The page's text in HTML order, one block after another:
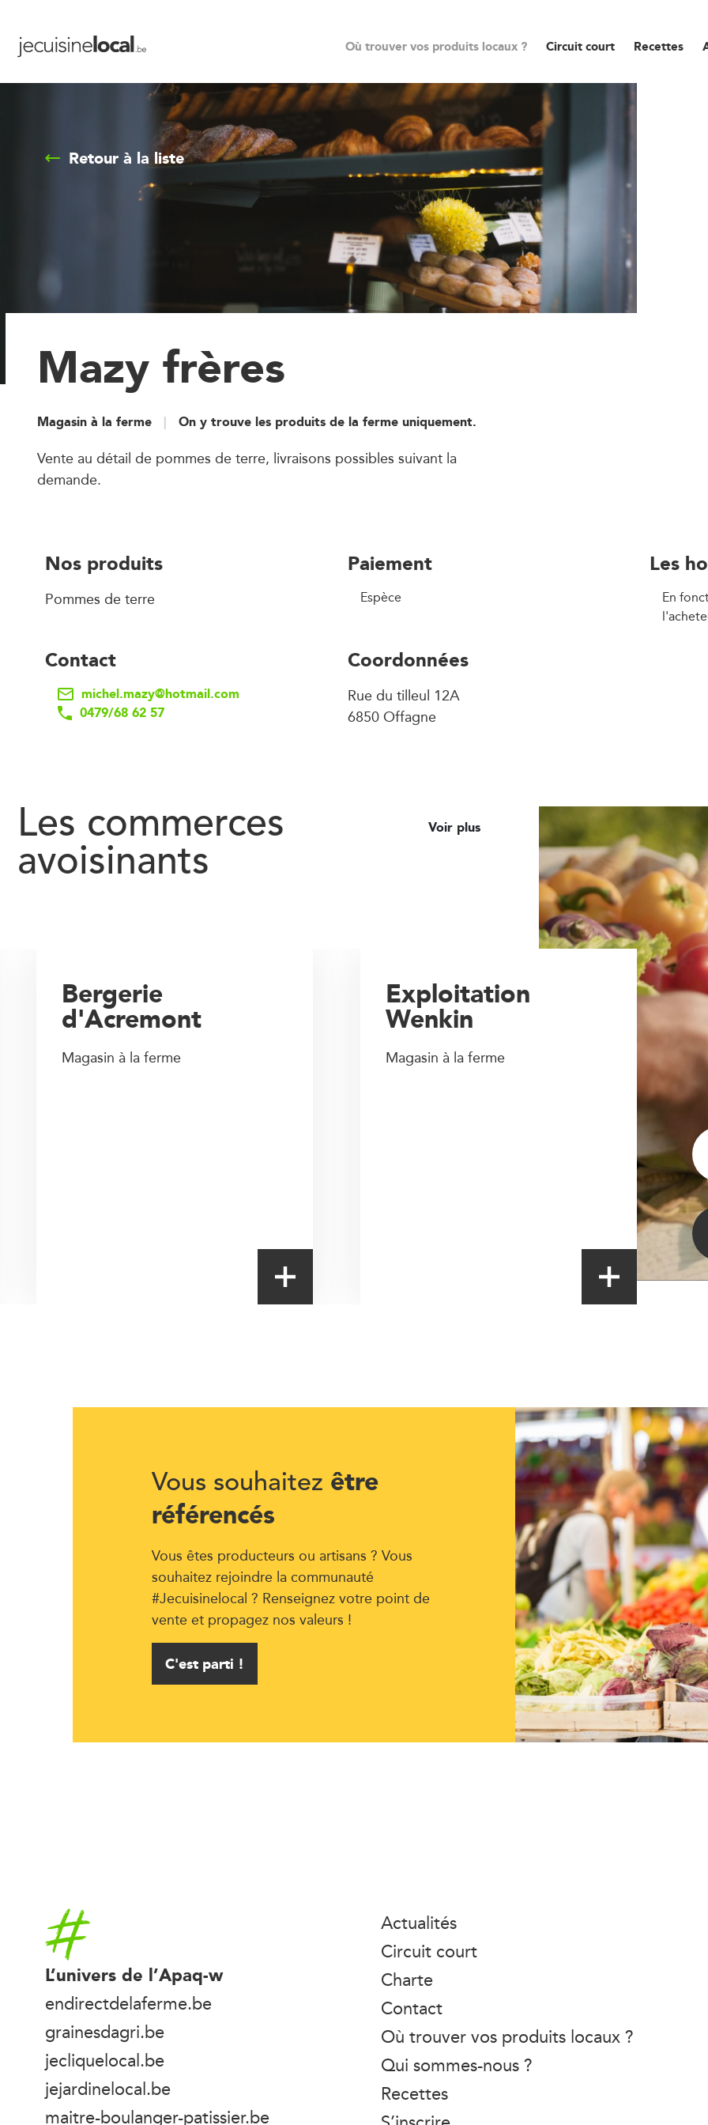
Où trouver vos produits locaux ? Circuit court Recettes
Retour à la liste
Mazy frères
Magasin à la ferme On y trouve les produits de la ferme uniquement.
Vente au détail de pommes de terre, livraisons possibles suivant la
demande.
Nos produits
Pommes de terre
Paiement
Espèce
Les
En
Contact
michel.mazy@hotmail.com
0479/68 62 57
Coordonnées
Rue du tilleul 12A
6850 Offagne
Les commerces
avoisinants
Voir plus
Exploitation
Wenkin
Magasin à la ferme
Bergerie
d'Acremont
Magasin à la ferme
Vous souhaitez être
référencés
Vous êtes producteurs ou artisans ? Vous
souhaitez rejoindre la communauté
#Jecuisinelocal ? Renseignez votre point de
vente et propagez nos valeurs !
C'est parti !
Accueil
L’univers de l’Apaq-w
endirectdelaferme.be
grainesdagri.be
jecliquelocal.be
jejardinelocal.be
maitre-boulanger-patissier.be
Actualités
Circuit court
Charte
Contact
Où trouver vos produits locaux ?
Qui sommes-nous ?
Recettes